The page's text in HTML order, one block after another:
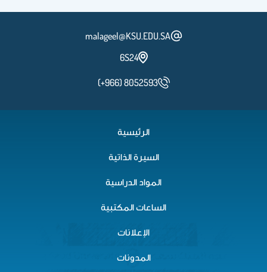
malageel@KSU.EDU.SA
6S24
(+966) 8052593
الرئيسية
السيرة الذاتية
المواد الدراسية
الساعات المكتبية
الإعلانات
المدونات